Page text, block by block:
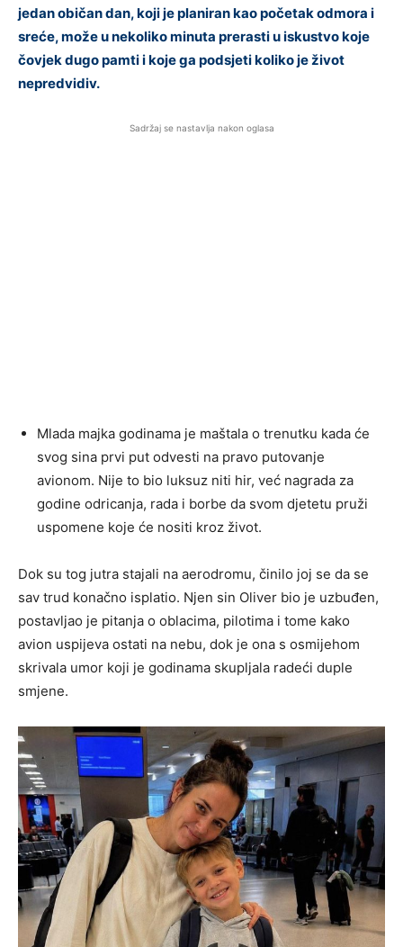
jedan običan dan, koji je planiran kao početak odmora i
sreće, može u nekoliko minuta prerasti u iskustvo koje
čovjek dugo pamti i koje ga podsjeti koliko je život
nepredvidiv.
Sadržaj se nastavlja nakon oglasa
Mlada majka godinama je maštala o trenutku kada će
svog sina prvi put odvesti na pravo putovanje
avionom. Nije to bio luksuz niti hir, već nagrada za
godine odricanja, rada i borbe da svom djetetu pruži
uspomene koje će nositi kroz život.
Dok su tog jutra stajali na aerodromu, činilo joj se da se
sav trud konačno isplatio. Njen sin Oliver bio je uzbuđen,
postavljao je pitanja o oblacima, pilotima i tome kako
avion uspijeva ostati na nebu, dok je ona s osmijehom
skrivala umor koji je godinama skupljala radeći duple
smjene.